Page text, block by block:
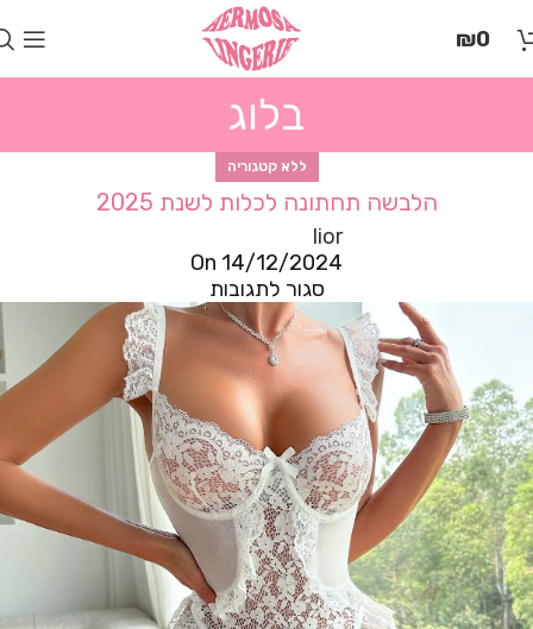
זֶה
לְחַץ
ALT+0
₪0
בלוג
ללא קטגוריה
הלבשה תחתונה לכלות לשנת 2025
lior
On 14/12/2024
סגור לתגובות